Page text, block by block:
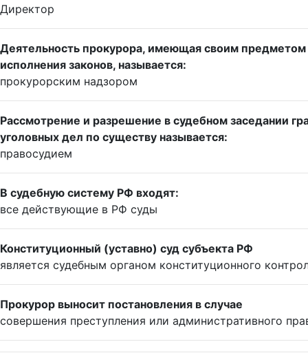
Директор
Деятельность прокурора, имеющая своим
исполнения законов, называется:
прокурорским надзором
Рассмотрение и разрешение в судебном заседании
уголовных дел по существу называется:
правосудием
В судебную систему РФ входят:
все действующие в РФ суды
Конституционный (уставно) суд субъекта РФ
является судебным органом конституционного
Прокурор выносит постановления в случае
совершения преступления или административного